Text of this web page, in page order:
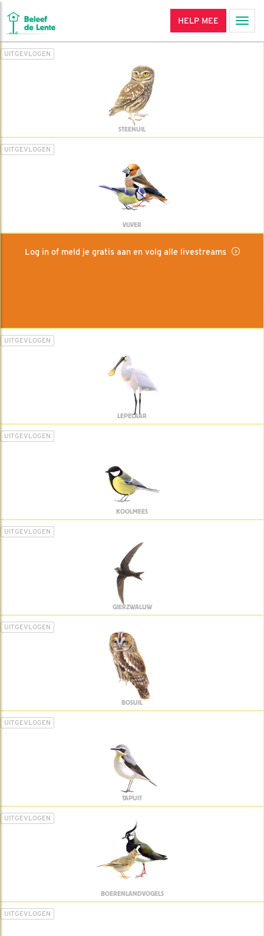
HELP MEE
UITGEVLOGEN
STEENUIL
UITGEVLOGEN
VIJVER
Log in of meld je gratis aan en volg alle livestreams
UITGEVLOGEN
LEPELAAR
UITGEVLOGEN
KOOLMEES
UITGEVLOGEN
GIERZWALUW
UITGEVLOGEN
BOSUIL
UITGEVLOGEN
TAPUIT
UITGEVLOGEN
BOERENLANDVOGELS
UITGEVLOGEN